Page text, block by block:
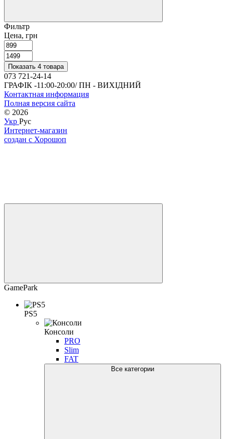
Фильтр
Цена, грн
Показать 4 товара
073 721-24-14
ГРАФІК -11:00-20:00/ ПН - ВИХІДНИЙ
Контактная информация
Полная версия сайта
© 2026
Укр Рус
Интернет-магазин
создан с Хорошоп
GamePark
PS5
Консоли
PRO
Slim
FAT
Все категории